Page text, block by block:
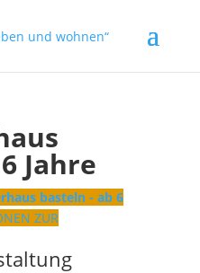
Jahre
basteln - ab 6
ZUR